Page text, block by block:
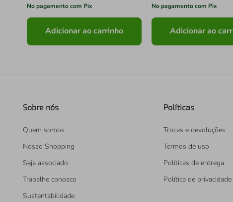
No pagamento com Pix
Adicionar ao carrinho
No pagamento com Pix
Adicionar ao
Sobre nós
Quem somos
Nosso Shopping
Seja associado
Trabalhe conosco
Sustentabilidade
Políticas
Trocas e devoluções
Termos de uso
Políticas de entrega
Política de privacidade